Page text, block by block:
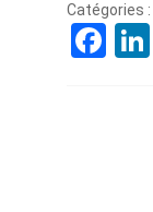
Catégories :